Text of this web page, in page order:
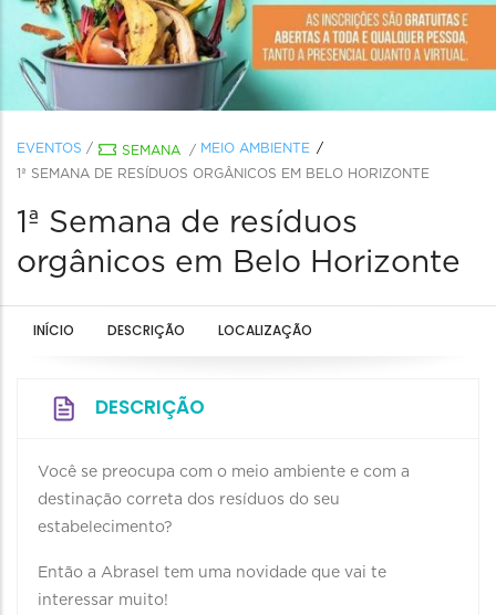
EVENTOS / SEMANA / MEIO AMBIENTE
1ª SEMANA DE RESÍDUOS ORGÂNICOS EM BELO HORIZONTE
1ª Semana de resíduos
orgânicos em Belo Horizonte
INÍCIO DESCRIÇÃO LOCALIZAÇÃO
DESCRIÇÃO
Você se preocupa com o meio ambiente e com a
destinação correta dos resíduos do seu
estabelecimento?
Então a Abrasel tem uma novidade que vai te
interessar muito!